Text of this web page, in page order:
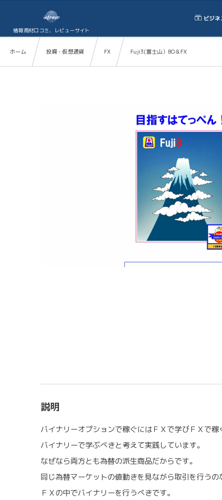
情報商材口コミ、レビューサイト
ビジネ
ホーム 投資・仮想通貨 FX Fuji3(富士山）BO＆FX
説明
バイナリーオプションで稼ぐにはＦＸで学びＦＸで稼
バイナリーで学ぶべきと考えて実践しています。
なぜなら両方とも為替の派生商品だからです。
同じ為替マーケットの値動きを見ながら取引を行うの
ＦＸの中でバイナリーを行うべきです。